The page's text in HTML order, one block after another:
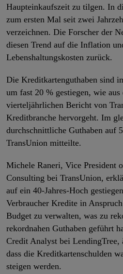
Haupteinkaufszeit zu tilgen. In
zum ersten Mal seit zwei
verzeichnen. Die Forscher der
diesen Trend auf die Inflation
Lebenshaltungskosten zurück.
Die Kreditkartenguthaben sind
um fast 20 % gestiegen, wie aus
vierteljährlichen Bericht von
Kreditbranche hervorgeht. Im
durchschnittliche Guthaben auf
TransUnion mitteilte.
Michele Raneri, Vice President
Consulting bei TransUnion,
auf ein 40-Jahres-Hoch
Verbraucher Kredite in
Budget zu verwalten, was zu
rekordnahen Guthaben geführt
Credit Analyst bei LendingTree,
dass die Kreditkartenschulden
steigen werden.